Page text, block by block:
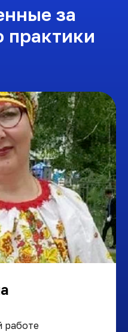
за
практики
работе